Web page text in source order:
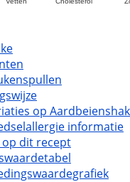
op
informatie
op dit recept